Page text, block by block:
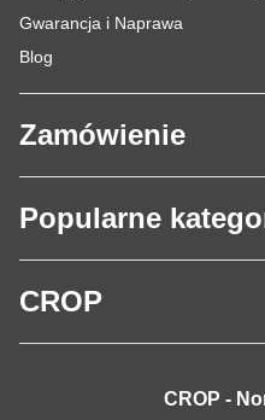
Gwarancja i Naprawa
Blog
Zamówienie
Popularne
CROP
CROP -